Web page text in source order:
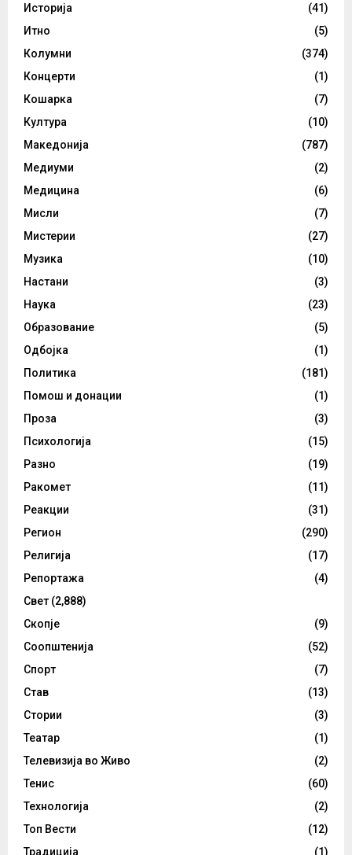
Историја
(41)
Итно
(5)
Колумни
(374)
Концерти
(1)
Кошарка
(7)
Култура
(10)
Македонија
(787)
Медиуми
(2)
Медицина
(6)
Мисли
(7)
Мистерии
(27)
Музика
(10)
Настани
(3)
Наука
(23)
Образование
(5)
Одбојка
(1)
Политика
(181)
Помош и донации
(1)
Проза
(3)
Психологија
(15)
Разно
(19)
Ракомет
(11)
Реакции
(31)
Регион
(290)
Религија
(17)
Репортажа
(4)
Свет (2,888)
Скопје
(9)
Соопштенија
(52)
Спорт
(7)
Став
(13)
Стории
(3)
Театар
(1)
Телевизија во Живо
(2)
Тенис
(60)
Технологија
(2)
Топ Вести
(12)
Традиција
(1)